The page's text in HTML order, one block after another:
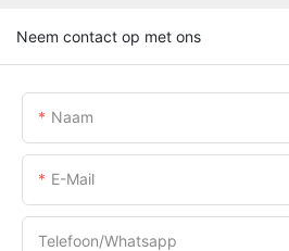
Neem contact op met ons
Naam
E-Mail
Telefoon/whatsapp